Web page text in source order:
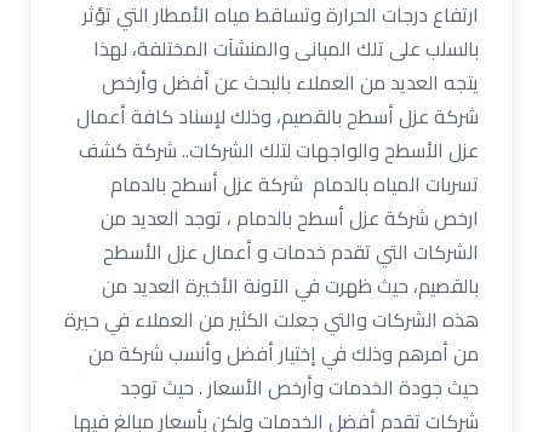
ارتفاع درجات الحرارة وتساقط مياه الأمطار التي تؤثر
بالسلب على تلك المبانى والمنشآت المختلفة، لهذا
يتجه العديد من العملاء بالبحث عن أفضل وأرخص
شركة عزل أسطح بالقصيم، وذلك لإسناد كافة أعمال
عزل الأسطح والواجهات لتلك الشركات.. شركة كشف
تسربات المياه بالدمام شركة عزل أسطح بالدمام
ارخص شركة عزل أسطح بالدمام ، توجد العديد من
الشركات التي تقدم خدمات و أعمال عزل الأسطح
بالقصيم، حيث ظهرت في الآونة الأخيرة العديد من
هذه الشركات والتي جعلت الكثير من العملاء في حيرة
من أمرهم وذلك في إختيار أفضل وأنسب شركة من
حيث جودة الخدمات وأرخص الأسعار . حيث توجد
شركات تقدم أفضل الخدمات ولكن بأسعار مبالغ فيها